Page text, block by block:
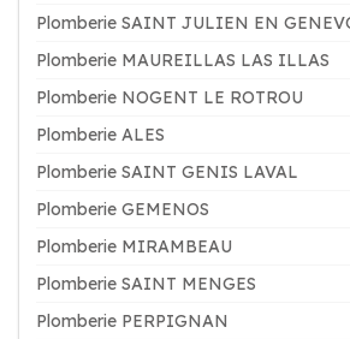
Plomberie SAINT JULIEN EN
Plomberie MAUREILLAS LAS ILLAS
Plomberie NOGENT LE ROTROU
Plomberie ALES
Plomberie SAINT GENIS LAVAL
Plomberie GEMENOS
Plomberie MIRAMBEAU
Plomberie SAINT MENGES
Plomberie PERPIGNAN